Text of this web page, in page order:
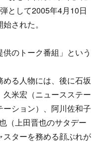
として2005年4月10日
された。
のトーク番組」という
る人物には、後に石坂
米宏（ニュースステー
ション）、阿川佐和子
（上田晋也のサタデー
ターを務める顔ぶれが